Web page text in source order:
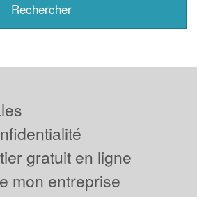
gratuit en ligne
mon entreprise